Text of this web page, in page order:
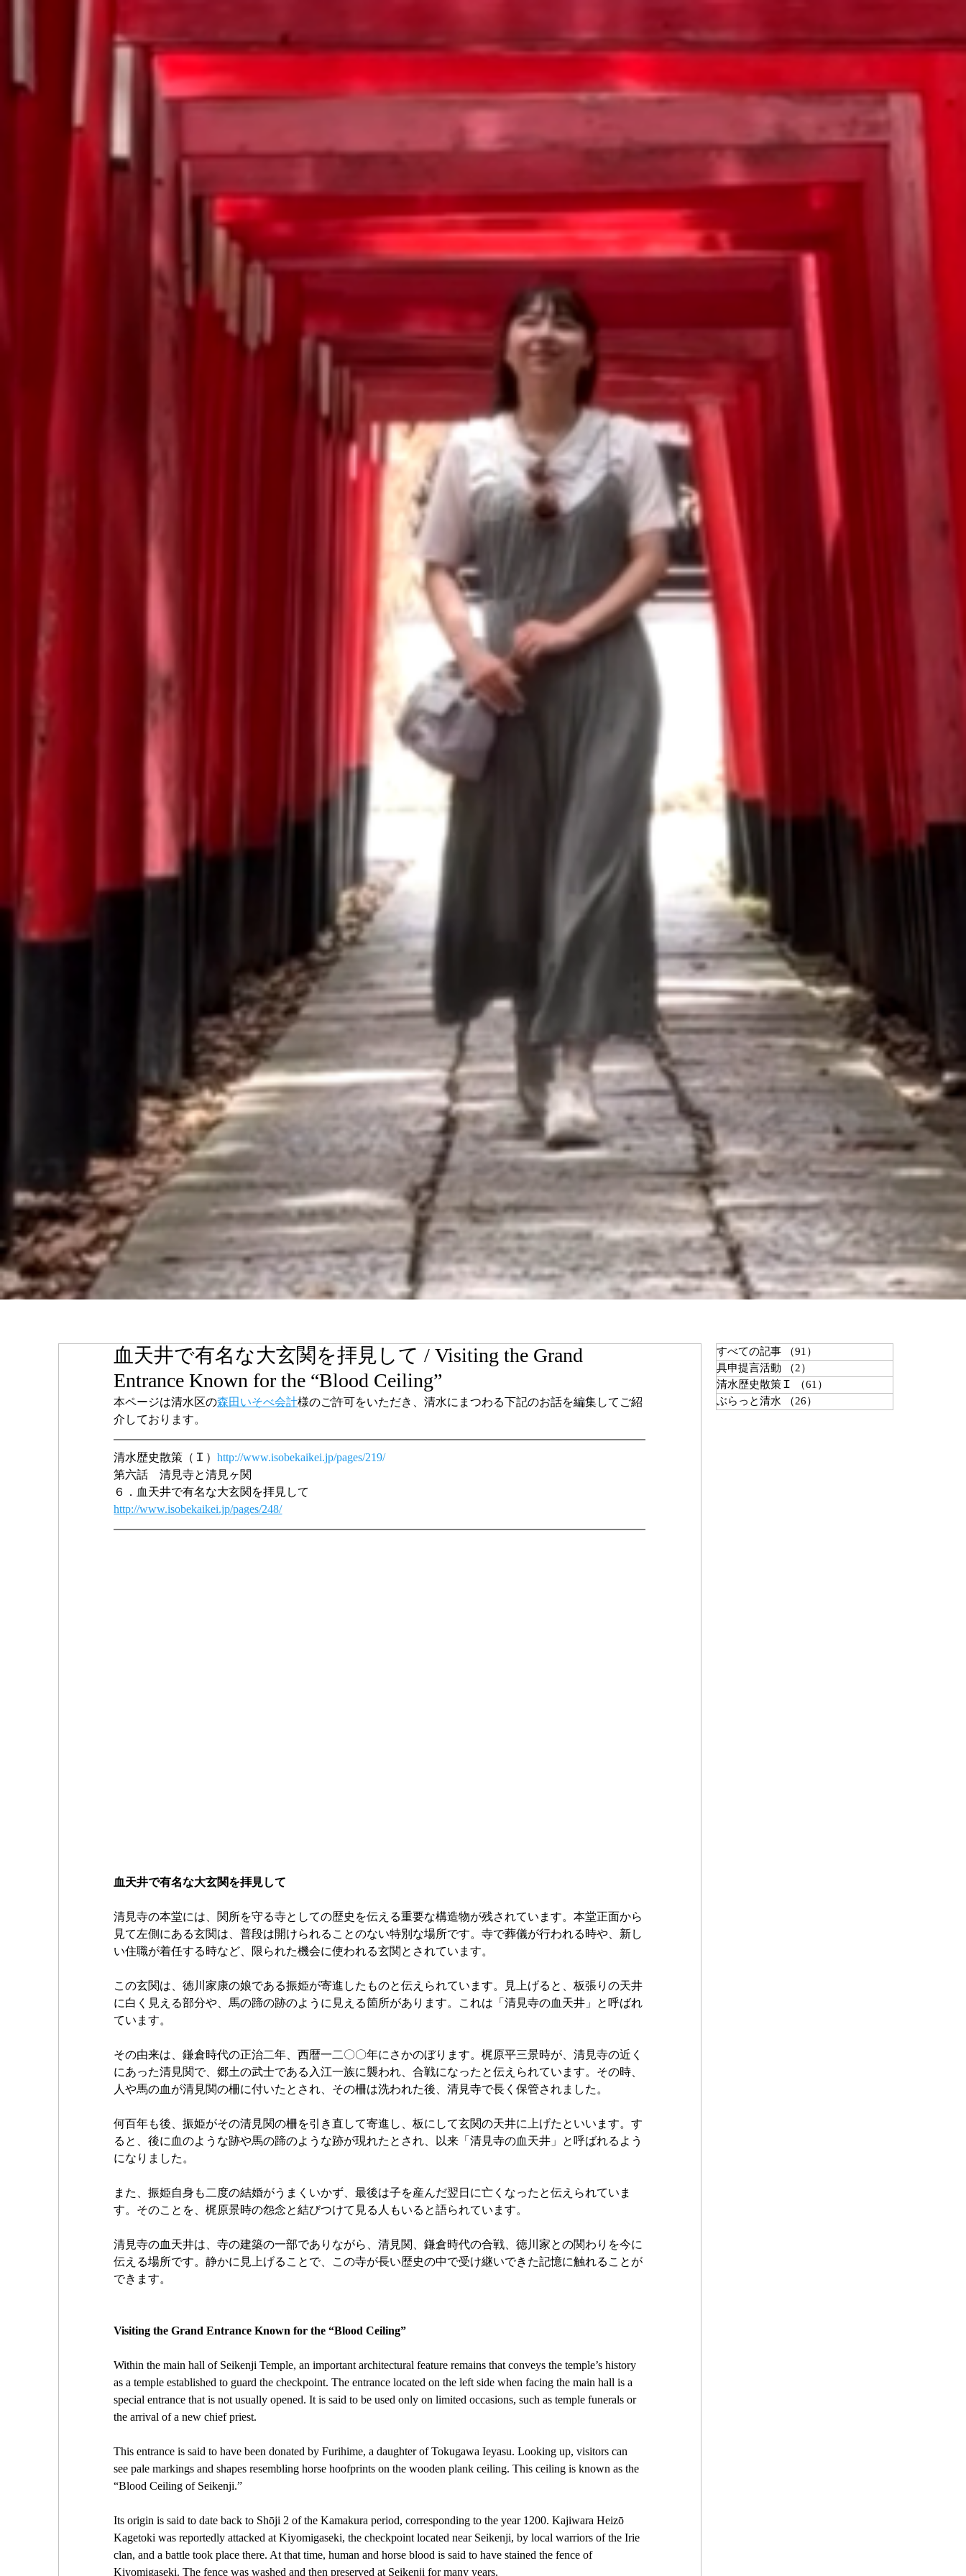
血天井で有名な大玄関を拝見して / Visiting the Grand
Entrance Known for the “Blood Ceiling”
本ページは清水区の森田いそべ会計様のご許可をいただき、清水にまつわる下記のお話を編集してご紹
介しております。
清水歴史散策（Ｉ）http://www.isobekaikei.jp/pages/219/
第六話　清見寺と清見ヶ関
６．血天井で有名な大玄関を拝見して
http://www.isobekaikei.jp/pages/248/
血天井で有名な大玄関を拝見して
清見寺の本堂には、関所を守る寺としての歴史を伝える重要な構造物が残されています。本堂正面から
見て左側にある玄関は、普段は開けられることのない特別な場所です。寺で葬儀が行われる時や、新し
い住職が着任する時など、限られた機会に使われる玄関とされています。
この玄関は、徳川家康の娘である振姫が寄進したものと伝えられています。見上げると、板張りの天井
に白く見える部分や、馬の蹄の跡のように見える箇所があります。これは「清見寺の血天井」と呼ばれ
ています。
その由来は、鎌倉時代の正治二年、西暦一二〇〇年にさかのぼります。梶原平三景時が、清見寺の近く
にあった清見関で、郷土の武士である入江一族に襲われ、合戦になったと伝えられています。その時、
人や馬の血が清見関の柵に付いたとされ、その柵は洗われた後、清見寺で長く保管されました。
何百年も後、振姫がその清見関の柵を引き直して寄進し、板にして玄関の天井に上げたといいます。す
ると、後に血のような跡や馬の蹄のような跡が現れたとされ、以来「清見寺の血天井」と呼ばれるよう
になりました。
また、振姫自身も二度の結婚がうまくいかず、最後は子を産んだ翌日に亡くなったと伝えられていま
す。そのことを、梶原景時の怨念と結びつけて見る人もいると語られています。
清見寺の血天井は、寺の建築の一部でありながら、清見関、鎌倉時代の合戦、徳川家との関わりを今に
伝える場所です。静かに見上げることで、この寺が長い歴史の中で受け継いできた記憶に触れることが
できます。
Visiting the Grand Entrance Known for the “Blood Ceiling”
Within the main hall of Seikenji Temple, an important architectural feature remains that conveys the temple’s history
as a temple established to guard the checkpoint. The entrance located on the left side when facing the main hall is a
special entrance that is not usually opened. It is said to be used only on limited occasions, such as temple funerals or
the arrival of a new chief priest.
This entrance is said to have been donated by Furihime, a daughter of Tokugawa Ieyasu. Looking up, visitors can
see pale markings and shapes resembling horse hoofprints on the wooden plank ceiling. This ceiling is known as the
“Blood Ceiling of Seikenji.”
Its origin is said to date back to Shōji 2 of the Kamakura period, corresponding to the year 1200. Kajiwara Heizō
Kagetoki was reportedly attacked at Kiyomigaseki, the checkpoint located near Seikenji, by local warriors of the Irie
clan, and a battle took place there. At that time, human and horse blood is said to have stained the fence of
Kiyomigaseki. The fence was washed and then preserved at Seikenji for many years.
すべての記事 （91）
具申提言活動
（2）
清水歴史散策Ｉ
（61）
ぶらっと清水
（26）